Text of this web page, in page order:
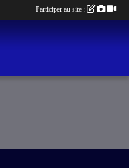
Participer au site :